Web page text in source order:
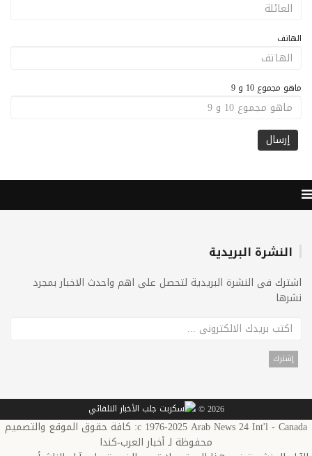
الهاتف
ماهو مجموع 10 و 9
النشرة البريدية
اشترك فى النشرة البريدية لتحصل على اهم واحدث الاخبار بمجرد
نشرها
2026 ©
c 1976-2025 Arab News 24 Int'l - Canada: كافة حقوق الموقع والتصميم
محفوظة لـ أخبار العرب-كندا